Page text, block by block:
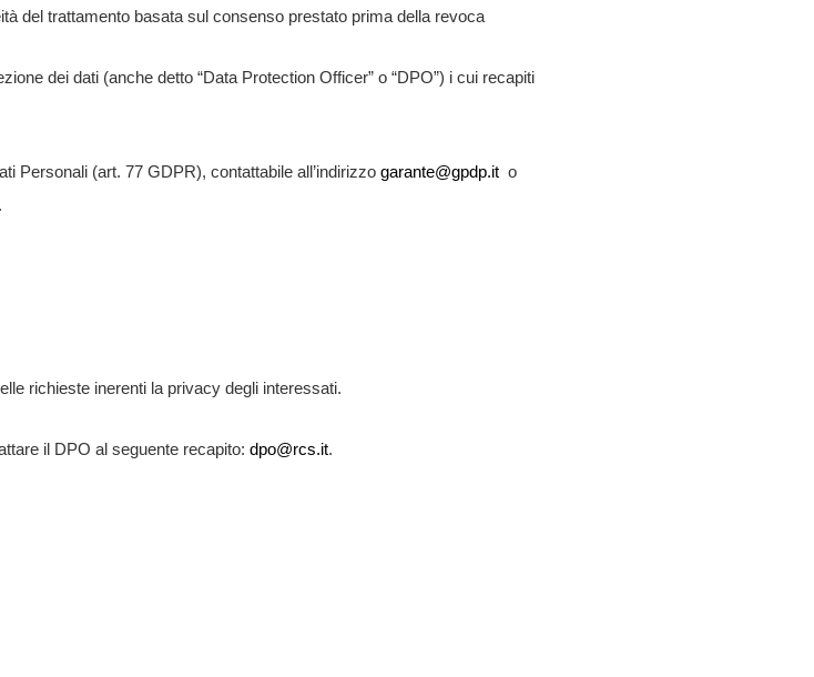
del trattamento basata sul consenso prestato prima della revoca
dei dati (anche detto “Data Protection Officer” o “DPO”) i cui recapiti
Personali (art. 77 GDPR), contattabile all’indirizzo garante@gpdp.it o
richieste inerenti la privacy degli interessati.
il DPO al seguente recapito: dpo@rcs.it.